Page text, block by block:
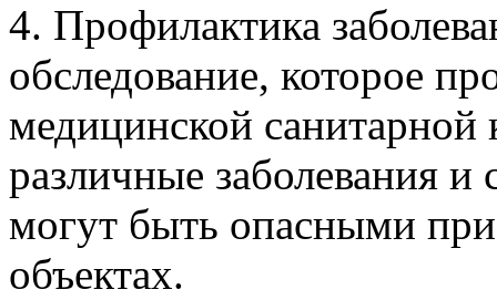
4. Профилактика
обследование, которое
медицинской
различные заболевания и
могут быть опасными
объектах.